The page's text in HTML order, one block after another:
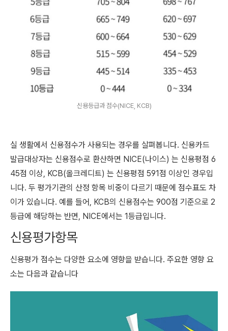
신용등급과 점수(NICE, KCB)
실 생활에서 신용점수가 사용되는 경우를 살펴봅니다. 신용카드
발급대상자는 신용점수로 환산하면 NICE(나이스) 는 신용평점 6
45점 이상, KCB(올크레디트) 는 신용평점 591점 이상인 경우입
니다. 두 평가기관의 산정 항목 비중이 다르기 때문에 점수표도 차
이가 있습니다. 예를 들어, KCB의 신용점수는 900점 기준으로 2
등급에 해당하는 반면, NICE에서는 1등급입니다.
신용평가항목
신용평가 점수는 다양한 요소에 영향을 받습니다. 주요한 영향 요
소는 다음과 같습니다